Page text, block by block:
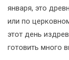
января, это
или по
этот день
готовить много